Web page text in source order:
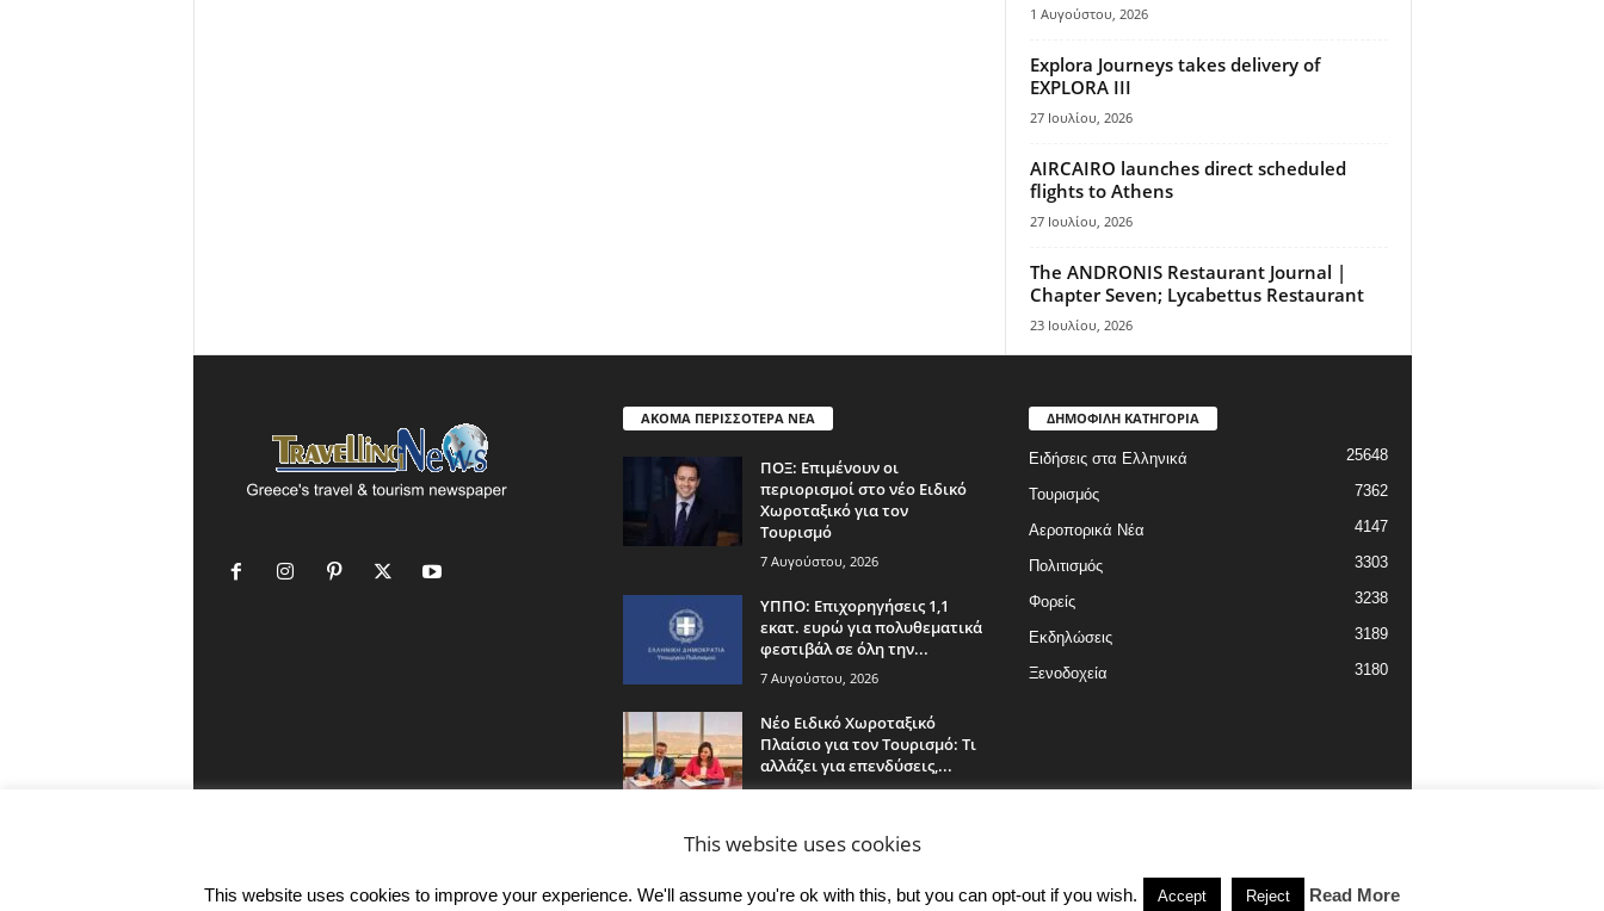
1 Αυγούστου, 2026
Explora Journeys takes delivery of
EXPLORA III
27 Ιουλίου, 2026
AIRCAIRO launches direct scheduled
flights to Athens
27 Ιουλίου, 2026
The ANDRONIS Restaurant Journal |
Chapter Seven; Lycabettus Restaurant
23 Ιουλίου, 2026
ΑΚΟΜΑ ΠΕΡΙΣΣΟΤΕΡΑ ΝΕΑ
ΠΟΞ: Επιμένουν οι
περιορισμοί στο νέο Ειδικό
Χωροταξικό για τον
Τουρισμό
7 Αυγούστου, 2026
ΥΠΠΟ: Επιχορηγήσεις 1,1
εκατ. ευρώ για πολυθεματικά
φεστιβάλ σε όλη την...
7 Αυγούστου, 2026
Νέο Ειδικό Χωροταξικό
Πλαίσιο για τον Τουρισμό: Τι
αλλάζει για επενδύσεις,...
7 Αυγούστου, 2026
ΔΗΜΟΦΙΛΗ ΚΑΤΗΓΟΡΙΑ
Ειδήσεις στα Ελληνικά 25648
Τουρισμός 7362
Αεροπορικά Νέα 4147
Πολιτισμός 3303
Φορείς 3238
Εκδηλώσεις 3189
Ξενοδοχεία 3180
©
This website uses cookies
This website uses cookies to improve your experience. We'll assume you're ok with this, but you can opt-out if you wish. Accept Reject Read More